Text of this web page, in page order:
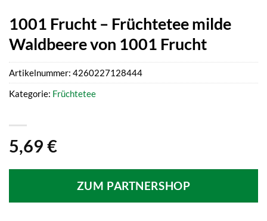
1001 Frucht – Früchtetee milde
Waldbeere von 1001 Frucht
5,69 €
ZUM PARTNERSHOP
Artikelnummer: 4260227128444
Kategorie: Früchtetee